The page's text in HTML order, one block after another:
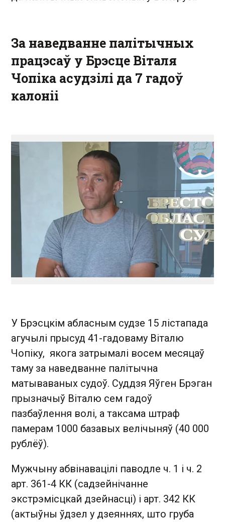
За наведванне палітычных
працэсаў у Брэсце Віталя
Чопіка асудзілі да 7 гадоў
калоніі
У Брэсцкім абласным судзе 15 лістапада
агучылі прысуд 41-гадоваму Віталю
Чопіку, якога затрымалі восем месяцаў
таму за наведванне палітычна
матываваных судоў. Суддзя Яўген Брэган
прызначыў Віталю сем гадоў
пазбаўлення волі, а таксама штраф
памерам 1000 базавых велічыняў (40 000
рублёў).
Мужчыну абвінавацілі паводле ч. 1 і ч. 2
арт. 361-4 КК (садзейнічанне
экстрэмісцкай дзейнасці) і арт. 342 КК
(актыўны ўдзел у дзеяннях, што груба